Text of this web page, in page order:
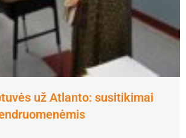
už Atlanto: susitikimai